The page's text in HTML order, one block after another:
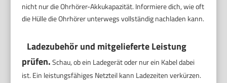
nicht nur die Ohrhörer-Akkukapazität. Informiere dich, wie oft
die Hülle die Ohrhörer unterwegs vollständig nachladen kann.
Ladezubehör und mitgelieferte Leistung
prüfen.Schau, ob ein Ladegerät oder nur ein Kabel dabei
ist. Ein leistungsfähiges Netzteil kann Ladezeiten verkürzen.